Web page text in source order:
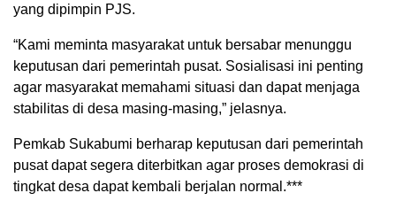
yang dipimpin PJS.
“Kami meminta masyarakat untuk bersabar menunggu
keputusan dari pemerintah pusat. Sosialisasi ini penting
agar masyarakat memahami situasi dan dapat menjaga
stabilitas di desa masing-masing,” jelasnya.
Pemkab Sukabumi berharap keputusan dari pemerintah
pusat dapat segera diterbitkan agar proses demokrasi di
tingkat desa dapat kembali berjalan normal.***